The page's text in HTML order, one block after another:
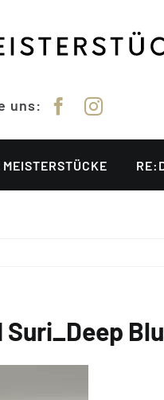
uns:
MEISTERSTÜCKE
Suri_Deep